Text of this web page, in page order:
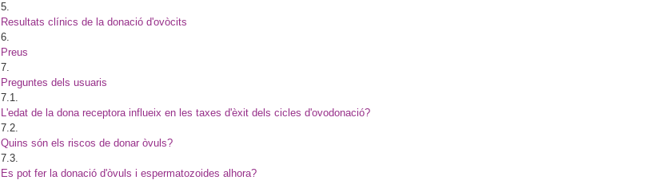
5.
Resultats clínics de la donació d'ovòcits
6.
Preus
7.
Preguntes dels usuaris
7.1.
L'edat de la dona receptora influeix en les taxes d'èxit dels cicles d'ovodonació?
7.2.
Quins són els riscos de donar òvuls?
7.3.
Es pot fer la donació d'òvuls i espermatozoides alhora?